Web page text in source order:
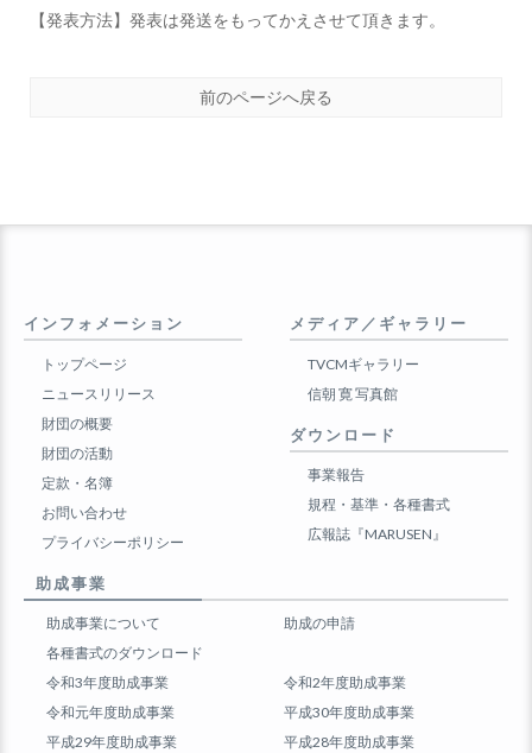
【発表方法】発表は発送をもってかえさせて頂きます。
前のページへ戻る
インフォメーション
トップページ
ニュースリリース
財団の概要
財団の活動
定款・名簿
お問い合わせ
プライバシーポリシー
メディア／ギャラリー
TVCMギャラリー
信朝 寛 写真館
ダウンロード
事業報告
規程・基準・各種書式
広報誌『MARUSEN』
助成事業
助成事業について
助成の申請
各種書式のダウンロード
令和3年度助成事業
令和2年度助成事業
令和元年度助成事業
平成30年度助成事業
平成29年度助成事業
平成28年度助成事業